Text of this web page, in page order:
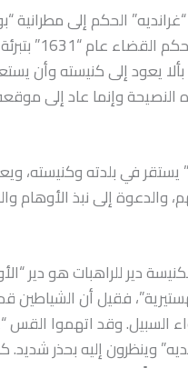
الحكم إلى مطرانية
يعود إلى كنيسته وأن
وإنما عاد إلى
يستقر في بلدته وكنيسته،
والدعوة إلى نبذ الأوهام
دير للراهبات هو دير
فقيل أن
وقد اتهموا القس
وينظرون إليه بحذر شديد.